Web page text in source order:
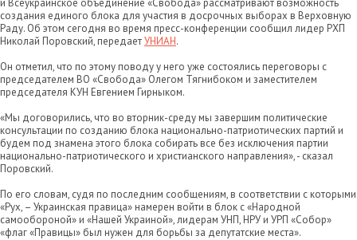
и Всеукраинское объединение «Свобода» рассматривают возможность
создания единого блока для участия в досрочных выборах в Верховную
Раду. Об этом сегодня во время пресс-конференции сообщил лидер РХП
Николай Поровский, передаетУНИАН.
Он отметил, что по этому поводу у него уже состоялись переговоры с
председателем ВО «Свобода» Олегом Тягнибоком и заместителем
председателя КУН Евгением Гирныком.
«Мы договорились, что во вторник-среду мы завершим политические
консультации по созданию блока национально-патриотических партий и
будем под знамена этого блока собирать все без исключения партии
национально-патриотического и христианского направления», - сказал
Поровский.
По его словам, судя по последним сообщениям, в соответствии с которыми
«Рух, – Украинская правица» намерен войти в блок с «Народной
самообороной» и «Нашей Украиной», лидерам УНП, НРУ и УРП «Собор»
«флаг «Правицы» был нужен для борьбы за депутатские места».